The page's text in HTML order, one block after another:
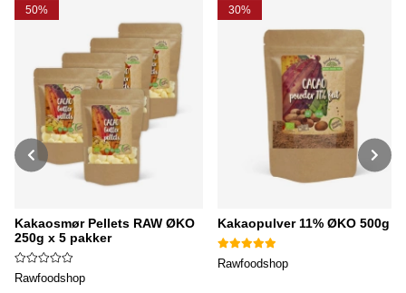
50%
Kakaosmør Pellets RAW ØKO
250g x 5 pakker
Rawfoodshop
30%
Kakaopulver 11% ØKO 500g
Rawfoodshop